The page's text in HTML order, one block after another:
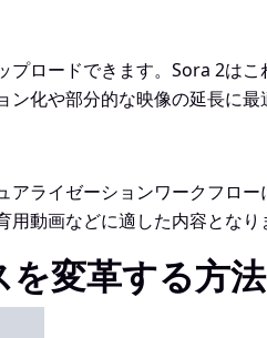
ロードできます。Sora 2は
化や部分的な映像の延長に最
ライゼーションワークフロ
動画などに適した内容となり
変革する方法